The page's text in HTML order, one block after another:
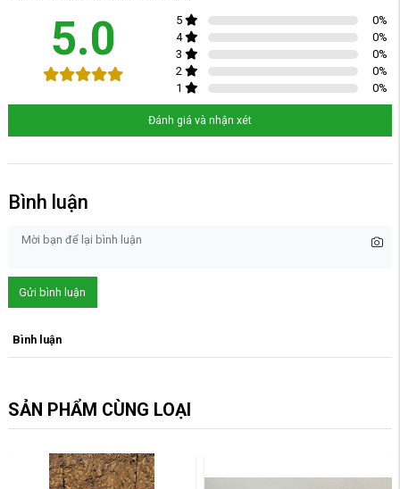
5.0 5 0%
4
0%
3
0%
2
0%
1
0%
Đánh giá và nhận xét
Bình luận
Gửi bình luận
Bình luận
SẢN PHẨM CÙNG LOẠI